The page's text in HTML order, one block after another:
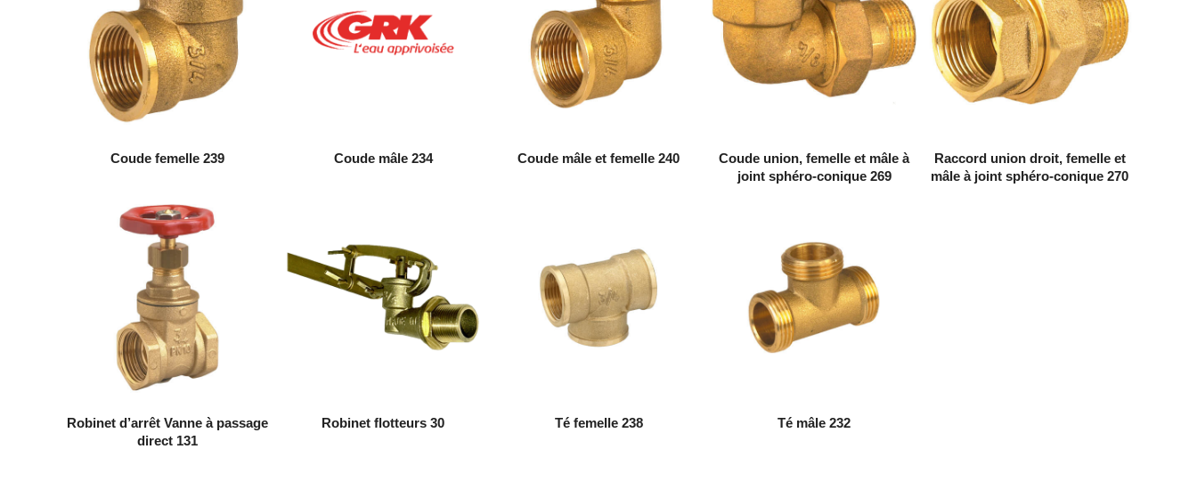
Coude femelle 239 Coude mâle 234 Coude mâle et femelle 240
Coude union, femelle et mâle à
joint sphéro-conique 269
Raccord union droit, femelle et
mâle à joint sphéro-conique 270
Robinet d’arrêt Vanne à passage
direct 131
Robinet flotteurs 30 Té femelle 238 Té mâle 232